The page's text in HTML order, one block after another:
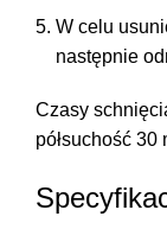
W celu
następnie
Czasy
półsuchość 30